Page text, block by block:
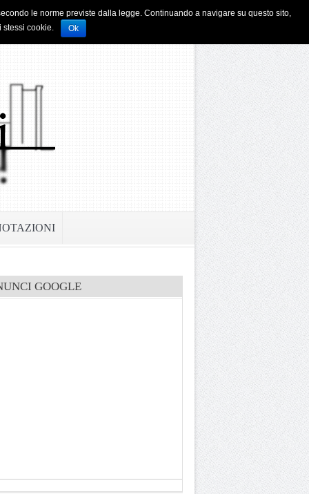
GOOGLE
le norme previste dalla legge. Continuando a navigare su questo sito,
stessi cookie.
Ok